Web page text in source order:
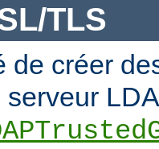
TLS
de créer